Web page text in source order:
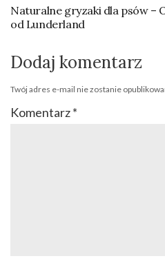
Naturalne gryzaki dla psów –
od Lunderland
Dodaj komentarz
Twój adres e-mail nie zostanie
Komentarz*